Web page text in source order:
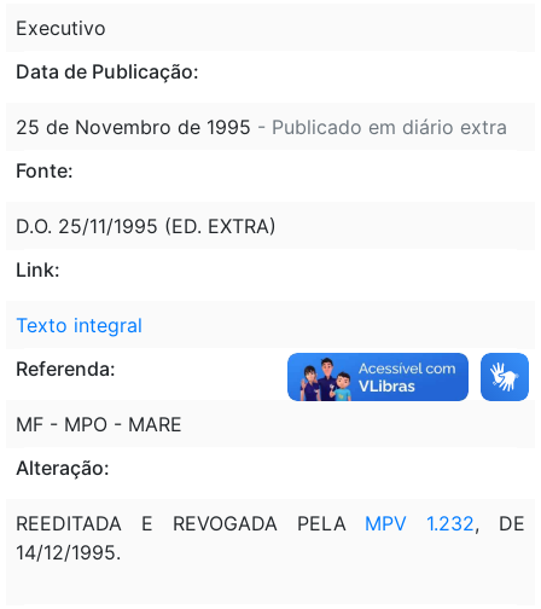
Executivo
Data de Publicação:
25 de Novembro de 1995 - Publicado em diário extra
Fonte:
D.O. 25/11/1995 (ED. EXTRA)
Link:
Texto integral
Referenda:
MF - MPO - MARE
Alteração:
REEDITADA E REVOGADA PELA MPV 1.232, DE
14/12/1995.